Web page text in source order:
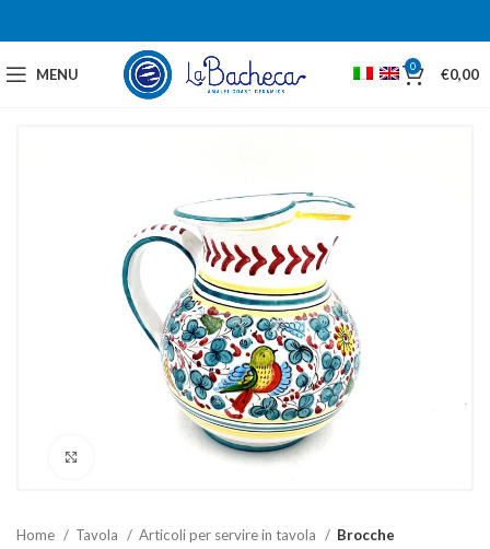
MENU 0 €0,00
Home Tavola Articoli per servire in tavola Brocche